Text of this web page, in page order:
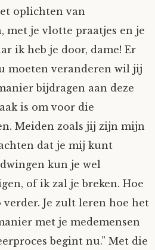
oplichten van
met je vlotte praatjes en je
ik heb je door, dame! Er
moeten veranderen wil jij
bijdragen aan deze
is om voor die
Meiden zoals jij zijn mijn
dat je mij kunt
kun je wel
of ik zal je breken. Hoe
verder. Je zult leren hoe het
met je medemensen
begint nu.” Met die